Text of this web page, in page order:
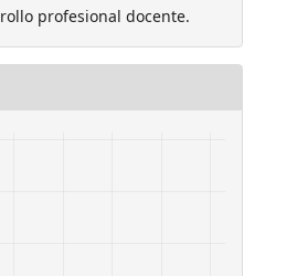
profesional docente.